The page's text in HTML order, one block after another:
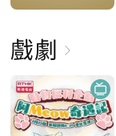
戲劇